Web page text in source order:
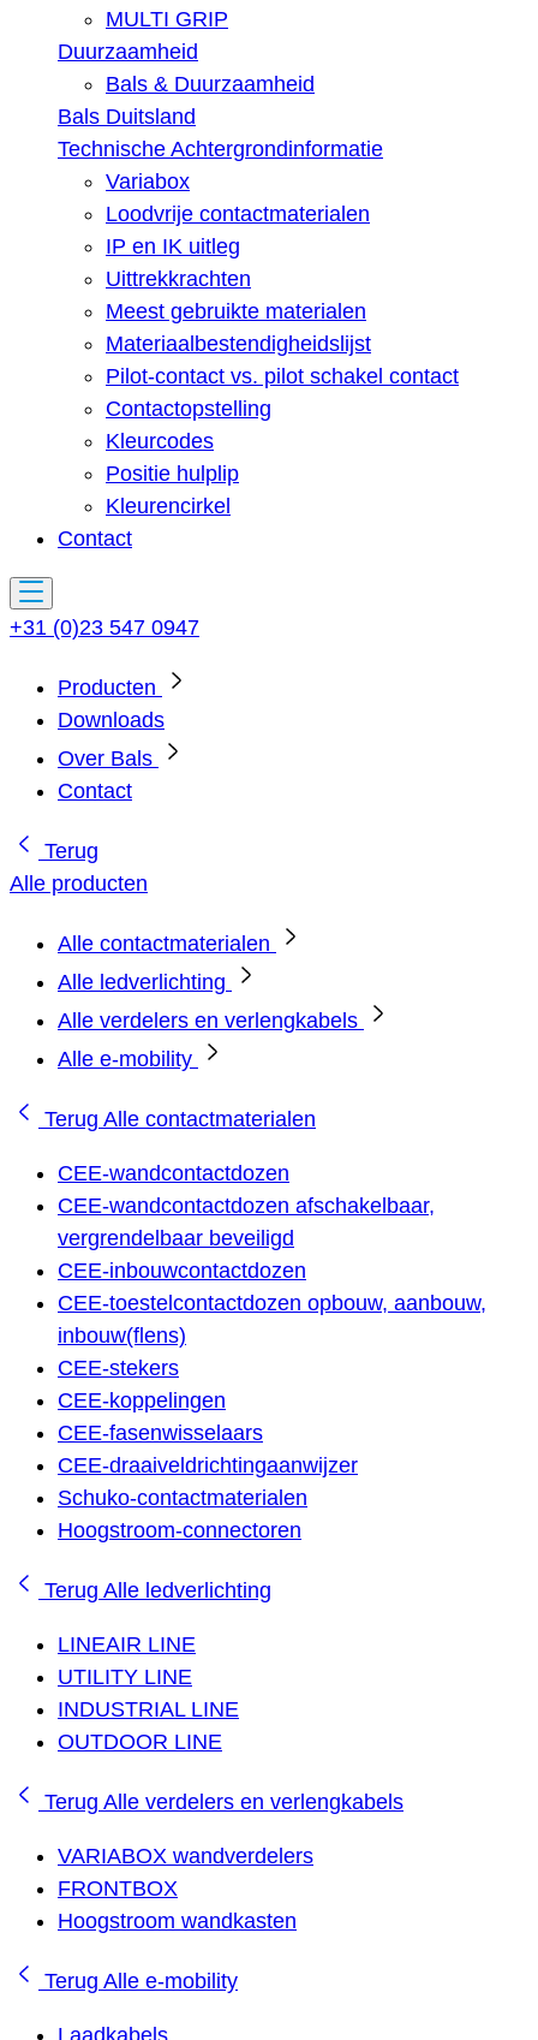
MULTI GRIP
Duurzaamheid
Bals & Duurzaamheid
Bals Duitsland
Technische Achtergrondinformatie
Variabox
Loodvrije contactmaterialen
IP en IK uitleg
Uittrekkrachten
Meest gebruikte materialen
Materiaalbestendigheidslijst
Pilot-contact vs. pilot schakel contact
Contactopstelling
Kleurcodes
Positie hulplip
Kleurencirkel
Contact
+31 (0)23 547 0947
Producten
Downloads
Over Bals
Contact
Terug
Alle producten
Alle contactmaterialen
Alle ledverlichting
Alle verdelers en verlengkabels
Alle e-mobility
Terug Alle contactmaterialen
CEE-wandcontactdozen
CEE-wandcontactdozen afschakelbaar,
vergrendelbaar beveiligd
CEE-inbouwcontactdozen
CEE-toestelcontactdozen opbouw, aanbouw,
inbouw(flens)
CEE-stekers
CEE-koppelingen
CEE-fasenwisselaars
CEE-draaiveldrichtingaanwijzer
Schuko-contactmaterialen
Hoogstroom-connectoren
Terug Alle ledverlichting
LINEAIR LINE
UTILITY LINE
INDUSTRIAL LINE
OUTDOOR LINE
Terug Alle verdelers en verlengkabels
VARIABOX wandverdelers
FRONTBOX
Hoogstroom wandkasten
Terug Alle e-mobility
Laadkabels